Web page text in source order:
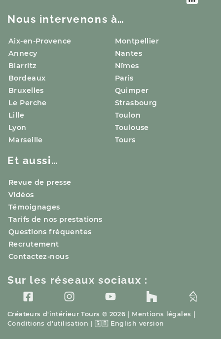
Nous intervenons à…
Aix-en-Provence
Annecy
Biarritz
Bordeaux
Bruxelles
Le Perche
Lille
Lyon
Marseille
Montpellier
Nantes
Nîmes
Paris
Quimper
Strasbourg
Toulon
Toulouse
Tours
Et aussi…
Revue de presse
Vidéos
Témoignages
Tarifs de nos prestations
Questions fréquentes
Recrutement
Contactez-nous
Créateurs d'intérieurTours © 2026 | Mentions légales
Conditions d'utilisation
🇬🇧 English version
Sur les réseaux sociaux :